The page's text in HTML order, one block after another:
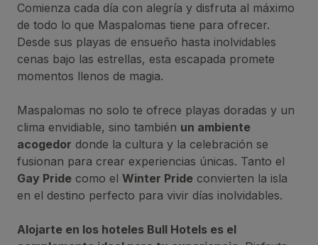
Comienza cada día con alegría y disfruta al máximo
de todo lo que Maspalomas tiene para ofrecer.
Desde sus playas de ensueño hasta inolvidables
cenas bajo las estrellas, esta escapada promete
momentos llenos de magia.
Maspalomas no solo te ofrece playas doradas y un
clima envidiable, sino también un ambiente
acogedor donde la cultura y la celebración se
fusionan para crear experiencias únicas. Tanto el
Gay Pride como el Winter Pride convierten la isla
en el destino perfecto para vivir días inolvidables.
Alojarte en los hoteles Bull Hotels es el